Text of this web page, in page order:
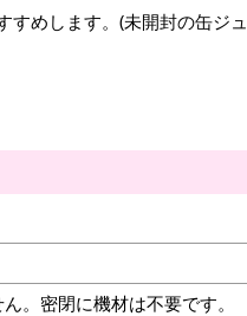
すめします。(未開封の缶ジュ
。密閉に機材は不要です。